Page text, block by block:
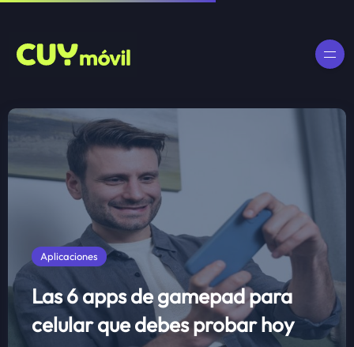
Aplicaciones
Las 6 apps de gamepad para
celular que debes probar hoy